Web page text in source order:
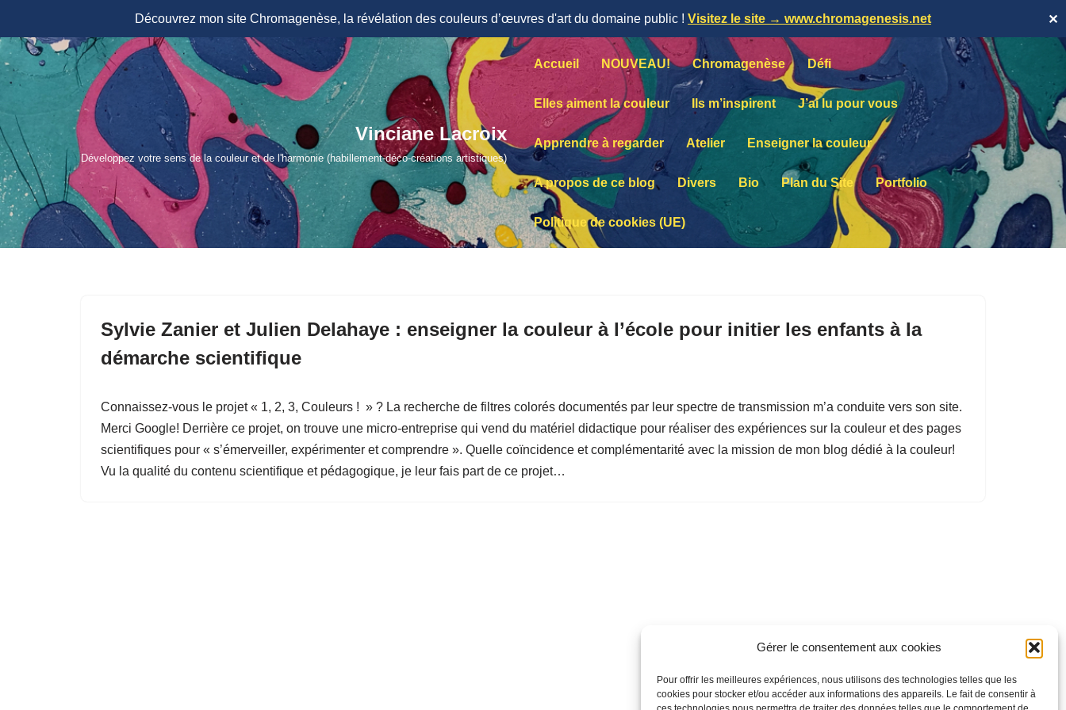
Gérer le consentement aux cookies
Pour offrir les meilleures expériences, nous utilisons des technologies telles que les
cookies pour stocker et/ou accéder aux informations des appareils. Le fait de consentir à
Découvrez mon site Chromagenèse, la révélation des couleurs d’œuvres d'art du domaine public ! Visitez le site → www.chromagenesis.net ✕
Aller
contenu
Vinciane Lacroix
Développez votre sens de la couleur et de l'harmonie (habillement-déco-créations artistiques)
Accueil NOUVEAU! Chromagenèse Défi
Elles aiment la couleur Ils m’inspirent J’ai lu pour vous
Apprendre à regarder Atelier Enseigner la couleur
A propos de ce blog Divers Bio Plan du Site Portfolio
Politique de cookies (UE)
Sylvie Zanier et Julien Delahaye : enseigner la couleur à l’école pour initier les enfants à la
démarche scientifique
Connaissez-vous le projet « 1, 2, 3, Couleurs ! » ? La recherche de filtres colorés documentés par leur spectre de transmission m’a conduite vers son site.
Merci Google! Derrière ce projet, on trouve une micro-entreprise qui vend du matériel didactique pour réaliser des expériences sur la couleur et des pages
scientifiques pour « s’émerveiller, expérimenter et comprendre ». Quelle coïncidence et complémentarité avec la mission de mon blog dédié à la couleur!
Vu la qualité du contenu scientifique et pédagogique, je leur fais part de ce projet…